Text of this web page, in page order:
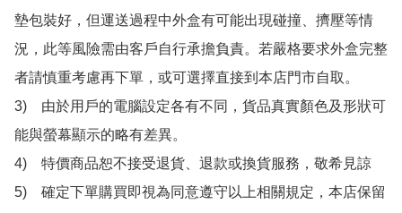
墊包裝好，但運送過程中外盒有可能出現碰撞、擠壓等情
況，此等風險需由客戶自行承擔負責。若嚴格要求外盒完整
者請慎重考慮再下單，或可選擇直接到本店門市自取。
3)　由於用戶的電腦設定各有不同，貨品真實顏色及形狀可
能與螢幕顯示的略有差異。
4)　特價商品恕不接受退貨、退款或換貨服務，敬希見諒
5)　確定下單購買即視為同意遵守以上相關規定，本店保留